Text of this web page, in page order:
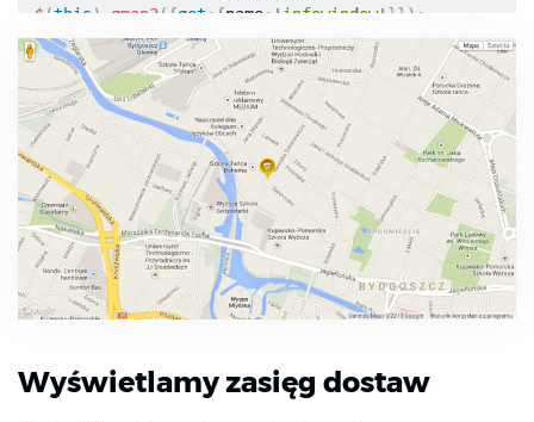
$ (this) gmap3( {get: {name: 'infowindow' } } ) ;
if ( infowindow )
{
                    infowindow
. open ( map,
marker);
infowindow . setContent(context . data
} else {
$( this) gmap3
{
                        infowindow
: {
                            anchor
: marker
                            options
: content:
context. data}
}
}
Wyświetlamy zasięg dostaw